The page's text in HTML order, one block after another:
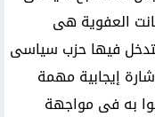
العفوية هى
فيها حزب سياسى
إيجابية مهمة
به فى مواجهة